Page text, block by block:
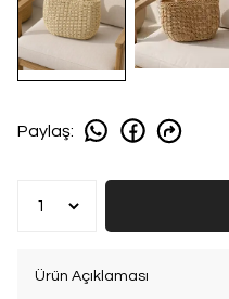
Paylaş:
Ürün Açıklaması